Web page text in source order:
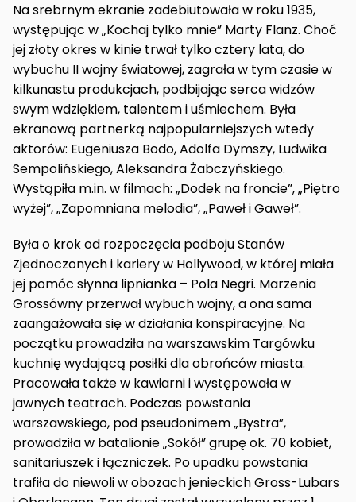
Na srebrnym ekranie zadebiutowała w roku 1935,
występując w „Kochaj tylko mnie” Marty Flanz. Choć
jej złoty okres w kinie trwał tylko cztery lata, do
wybuchu II wojny światowej, zagrała w tym czasie w
kilkunastu produkcjach, podbijając serca widzów
swym wdziękiem, talentem i uśmiechem. Była
ekranową partnerką najpopularniejszych wtedy
aktorów: Eugeniusza Bodo, Adolfa Dymszy, Ludwika
Sempolińskiego, Aleksandra Żabczyńskiego.
Wystąpiła m.in. w filmach: „Dodek na froncie”, „Piętro
wyżej”, „Zapomniana melodia”, „Paweł i Gaweł”.
Była o krok od rozpoczęcia podboju Stanów
Zjednoczonych i kariery w Hollywood, w której miała
jej pomóc słynna lipnianka – Pola Negri. Marzenia
Grossówny przerwał wybuch wojny, a ona sama
zaangażowała się w działania konspiracyjne. Na
początku prowadziła na warszawskim Targówku
kuchnię wydającą posiłki dla obrońców miasta.
Pracowała także w kawiarni i występowała w
jawnych teatrach. Podczas powstania
warszawskiego, pod pseudonimem „Bystra”,
prowadziła w batalionie „Sokół” grupę ok. 70 kobiet,
sanitariuszek i łączniczek. Po upadku powstania
trafiła do niewoli w obozach jenieckich Gross-Lubars